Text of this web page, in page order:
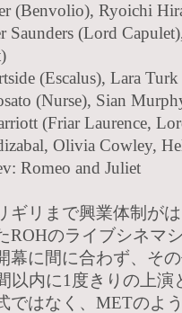
(Benvolio), Ryoichi
Saunders (Lord
(Escalus), Lara
(Nurse), Sian
(Friar Laurence,
Olivia Cowley,
Romeo and Juliet
ギリまで興業体制が
ROHのライブシネマ
幕に間に合わず、そ
以内に1度きりの上演
ではなく、METのよ